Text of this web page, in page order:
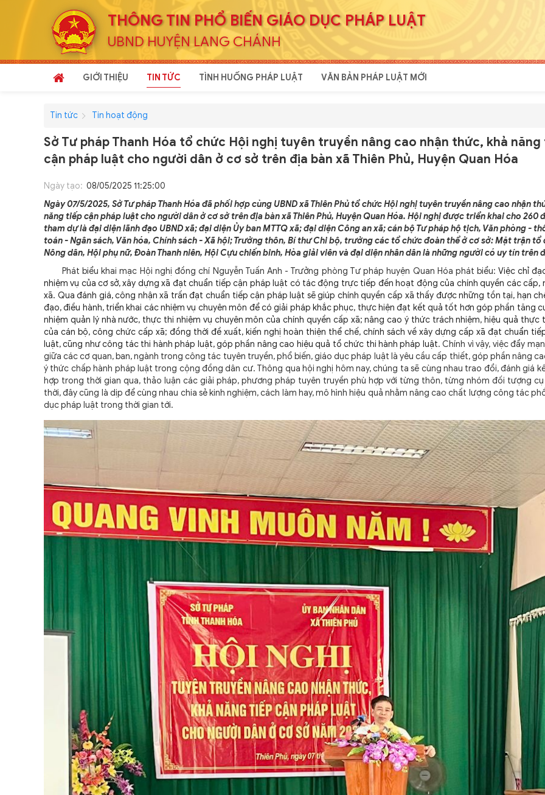
THÔNG TIN PHỔ BIẾN GIÁO DỤC PHÁP LUẬT
UBND HUYỆN LANG CHÁNH
GIỚI THIỆU TIN TỨC TÌNH HUỐNG PHÁP LUẬT VĂN BẢN PHÁP LUẬT MỚI
Tin tức Tin hoạt động
Sở Tư pháp Thanh Hóa tổ chức Hội nghị tuyên truyền nâng cao nhận thức, khả năng
cận pháp luật cho người dân ở cơ sở trên địa bàn xã Thiên Phủ, Huyện Quan Hóa
Ngày tạo: 08/05/2025 11:25:00
Ngày 07/5/2025, Sở Tư pháp Thanh Hóa đã phối hợp cùng UBND xã Thiên Phủ tổ chức Hội nghị tuyên truyền nâng cao nhận
năng tiếp cận pháp luật cho người dân ở cơ sở trên địa bàn xã Thiên Phủ, Huyện Quan Hóa. Hội nghị được triển khai cho 260
tham dự là đại diện lãnh đạo UBND xã; đại diện Ủy ban MTTQ xã; đại diện Công an xã; cán bộ Tư pháp hộ tịch, Văn phòng -
toán - Ngân sách, Văn hóa, Chính sách - Xã hội; Trưởng thôn, Bí thư Chi bộ, trưởng các tổ chức đoàn thể ở cơ sở: Mặt trận tổ
Nông dân, Hội phụ nữ, Đoàn Thanh niên, Hội Cựu chiến binh, Hòa giải viên và đại diện nhân dân là những người có uy tín trên
Phát biểu khai mạc Hội nghị đồng chí Nguyễn Tuấn Anh - Trưởng phòng Tư pháp huyện Quan Hóa phát biểu: Việc chỉ
nhiệm vụ của cơ sở, xây dựng xã đạt chuẩn tiếp cận pháp luật có tác động trực tiếp đến hoạt động của chính quyền các cấp,
xã. Qua đánh giá, công nhận xã trấn đạt chuẩn tiếp cận pháp luật sẽ giúp chính quyền cấp xã thấy được những tồn tại, hạn
đạo, điều hành, triển khai các nhiệm vụ chuyên môn để có giải pháp khắc phục, thực hiện đạt kết quả tốt hơn góp phần tăng
nhiệm quản lý nhà nước, thực thi nhiệm vụ chuyên môn của chính quyền cấp xã; nâng cao ý thức trách nhiệm, hiệu quả thực
của cán bộ, công chức cấp xã; đồng thời đề xuất, kiến nghị hoàn thiện thể chế, chính sách về xây dựng cấp xã đạt chuẩn
luật, cũng như công tác thi hành pháp luật, góp phần nâng cao hiệu quả tổ chức thi hành pháp luật. Chính vì vậy, việc đẩy
giữa các cơ quan, ban, ngành trong công tác tuyên truyền, phổ biến, giáo dục pháp luật là yêu cầu cấp thiết, góp phần nâng
ý thức chấp hành pháp luật trong cộng đồng dân cư. Thông qua hội nghị hôm nay, chúng ta sẽ cùng nhau trao đổi, đánh giá
hợp trong thời gian qua, thảo luận các giải pháp, phương pháp tuyên truyền phù hợp với từng thôn, từng nhóm đối tượng
thời, đây cũng là dịp để cùng nhau chia sẻ kinh nghiệm, cách làm hay, mô hình hiệu quả nhằm nâng cao chất lượng công tác
dục pháp luật trong thời gian tới.